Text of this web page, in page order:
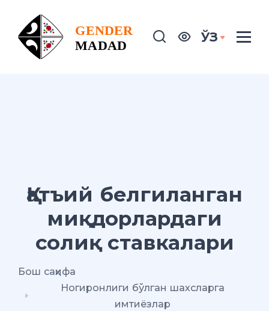
ЎЗ
Қатъий белгиланган
миқдорлардаги
солиқ ставкалари
Бош саҳифа
Ногиронлиги бўлган шахсларга
имтиёзлар